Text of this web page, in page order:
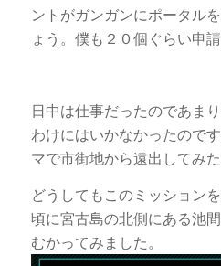
ントがガンガンにポータル
ょう。僕も２０個ぐらい申請
日中は仕事だったのであま
わけにはいかなかったので
マで市街地から遠出してみた
どうしてもこのミッション
頃に宮古島の北側にある池
むかってみました。